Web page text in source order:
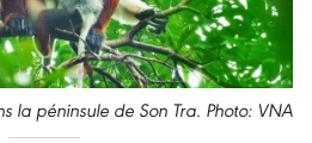
la péninsule de Son Tra. Photo: VNA